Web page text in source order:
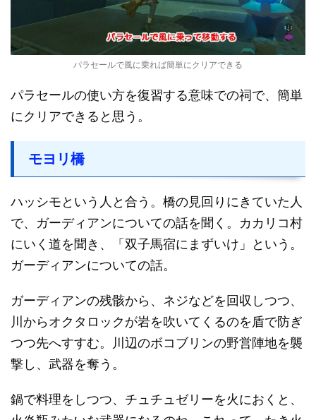
パラセールで風に乗れば簡単にクリアできる
パラセールの使い方を復習する意味での祠で、簡単
にクリアできると思う。
モヨリ橋
ハッシモという人と合う。橋の見回りにきていた人
で、ガーディアンについての話を聞く。カカリコ村
にいく道を聞き、「双子馬宿にまずいけ」という。
ガーディアンについての話。
ガーディアンの残骸から、ネジなどを回収しつつ、
川からオクタロックが岩を吹いてくるのを盾で防ぎ
つつ先へすすむ。川辺のボコブリンの野営陣地を襲
撃し、武器を奪う。
鍋で料理をしつつ、チュチュゼリーを火におくと、